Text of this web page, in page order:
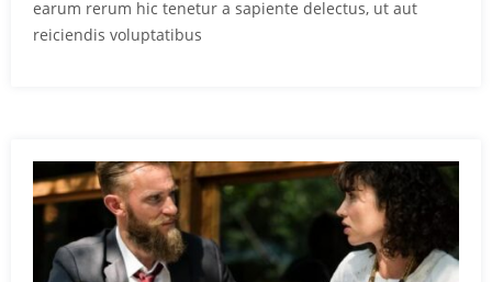
earum rerum hic tenetur a sapiente delectus, ut aut
reiciendis voluptatibus